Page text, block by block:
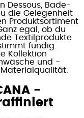
Dessous, Bade-
die Gelegenheit
Produktsortiment
egal, ob du
Textilprodukte
fündig.
Kollektion
und -
-